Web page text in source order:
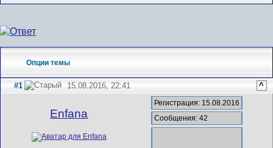
Опции темы
#1 15.08.2016, 22:41 ^
Enfana
Регистрация: 15.08.2016
Сообщения: 42